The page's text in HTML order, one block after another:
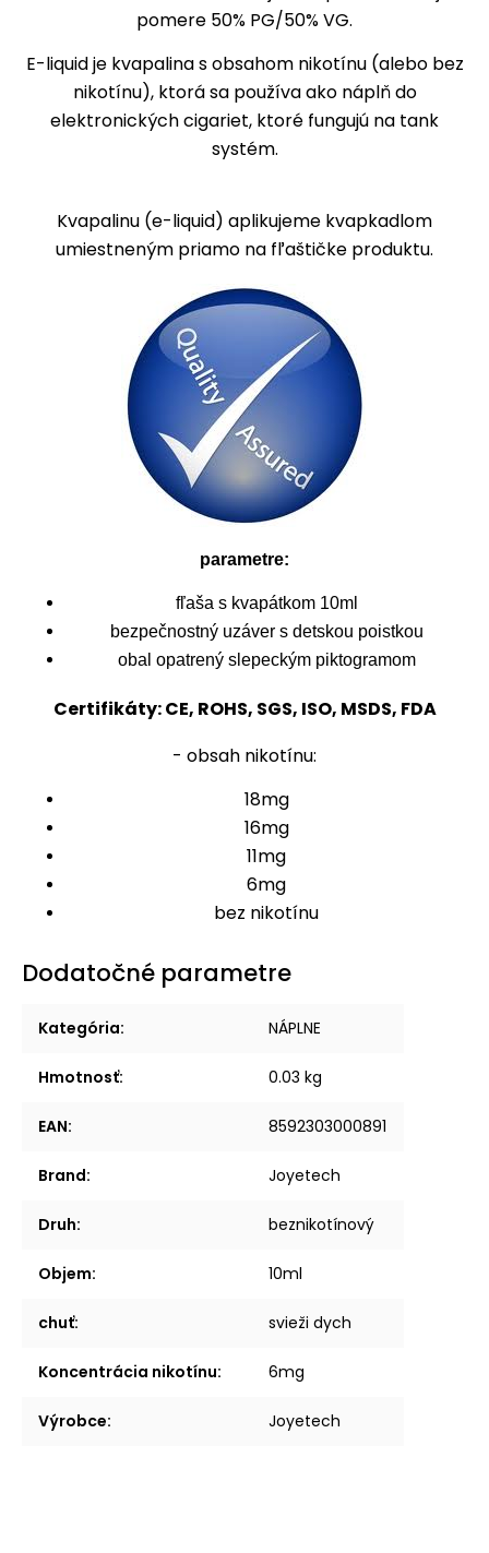
pomere 50% PG/50% VG.
E-liquidje kvapalina s obsahom nikotínu (alebo bez
nikotínu), ktorá sa používa ako náplň do
elektronických cigariet, ktoré fungujú na tank
systém.
Kvapalinu (e-liquid) aplikujeme kvapkadlom
umiestneným priamo na fľaštičke produktu.
parametre:
fľaša s kvapátkom 10ml
bezpečnostný uzáver s detskou poistkou
obal opatrený slepeckým piktogramom
Certifikáty: CE, ROHS, SGS, ISO, MSDS, FDA
- obsah nikotínu:
18mg
16mg
11mg
6mg
bez nikotínu
Dodatočné parametre
Kategória: NÁPLNE
Hmotnosť: 0.03 kg
EAN: 8592303000891
Brand: Joyetech
Druh: beznikotínový
Objem: 10ml
chuť: svieži dych
Koncentrácia nikotínu: 6mg
Výrobce: Joyetech